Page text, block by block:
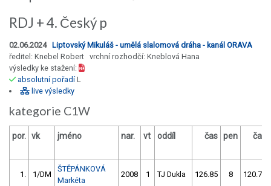
RDJ + 4. Český p
02.06.2024 Liptovský Mikuláš - umělá slalomová dráha - kanál ORAVA
ředitel: Knebel Robert vrchní rozhodčí: Kneblová Hana
výsledky ke stažení:
absolutní pořadíL
live výsledky
kategorie C1W
por. vk jméno nar. vt oddíl čas pen čas
1. 1/DM
ŠTĚPÁNKOVÁ
Markéta
2008 1 TJ Dukla 126.85 8 120.73